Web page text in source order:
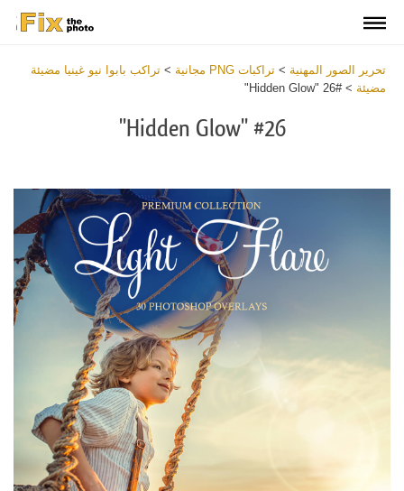
تحرير الصور المهنية > تراكبات PNG مجانية > تراكب بابوا نيو غينيا مضيئة
مضيئة >
#26 "Hidden Glow"
#26 "Hidden Glow"
رجاء اختر
Free Photoshop Overlay #26